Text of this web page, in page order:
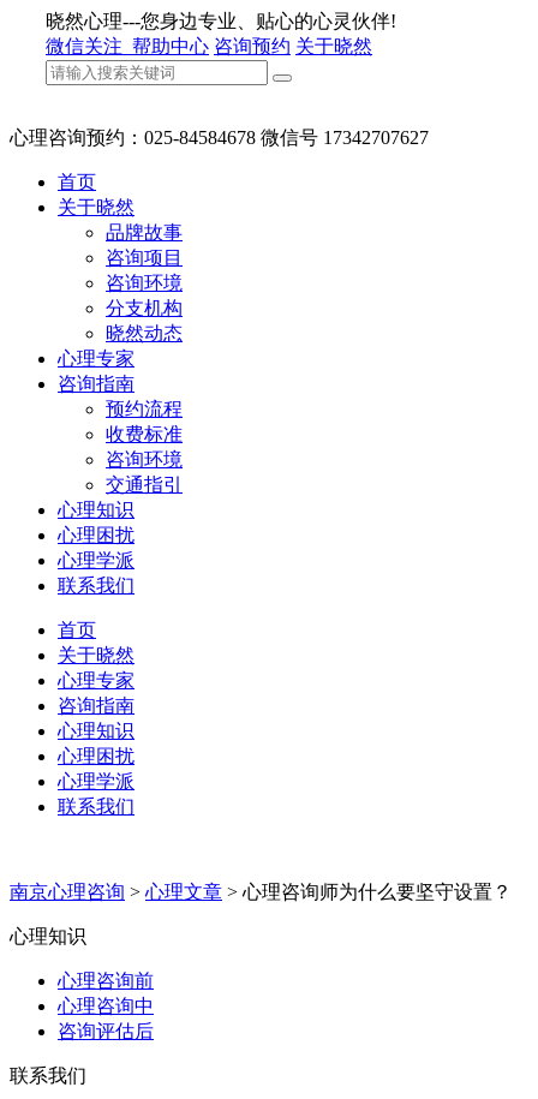
晓然心理---您身边专业、贴心的心灵伙伴!
微信关注 帮助中心 咨询预约 关于晓然
心理咨询预约：025-84584678 微信号 17342707627
首页
关于晓然
品牌故事
咨询项目
咨询环境
分支机构
晓然动态
心理专家
咨询指南
预约流程
收费标准
咨询环境
交通指引
心理知识
心理困扰
心理学派
联系我们
首页
关于晓然
心理专家
咨询指南
心理知识
心理困扰
心理学派
联系我们
南京心理咨询 > 心理文章 > 心理咨询师为什么要坚守设置？
心理知识
心理咨询前
心理咨询中
咨询评估后
联系我们